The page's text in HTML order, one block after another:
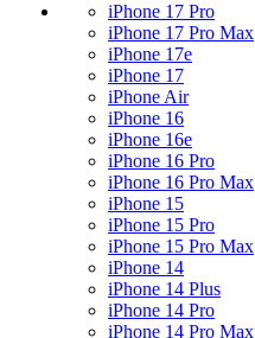
iPhone 17 Pro
iPhone 17 Pro Max
iPhone 17e
iPhone 17
iPhone Air
iPhone 16
iPhone 16e
iPhone 16 Pro
iPhone 16 Pro Max
iPhone 15
iPhone 15 Pro
iPhone 15 Pro Max
iPhone 14
iPhone 14 Plus
iPhone 14 Pro
iPhone 14 Pro Max